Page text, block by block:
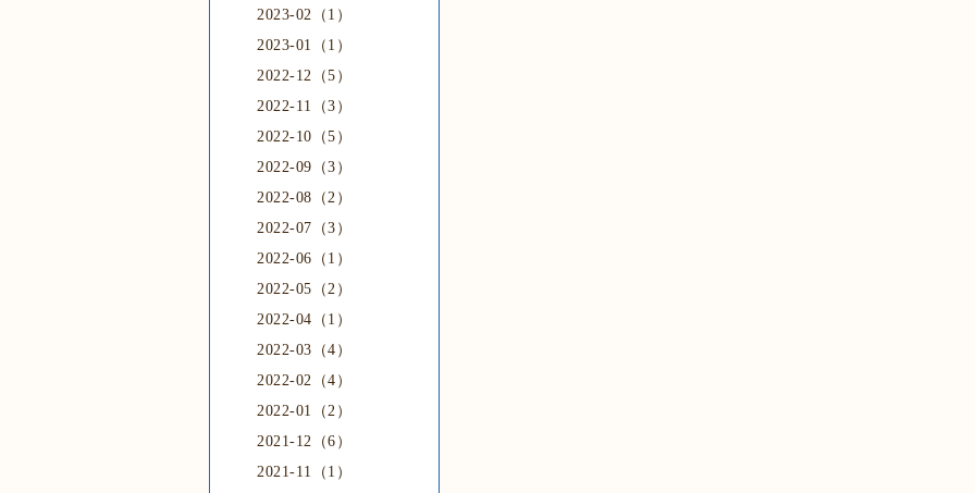
2023-02（1）
2023-01（1）
2022-12（5）
2022-11（3）
2022-10（5）
2022-09（3）
2022-08（2）
2022-07（3）
2022-06（1）
2022-05（2）
2022-04（1）
2022-03（4）
2022-02（4）
2022-01（2）
2021-12（6）
2021-11（1）